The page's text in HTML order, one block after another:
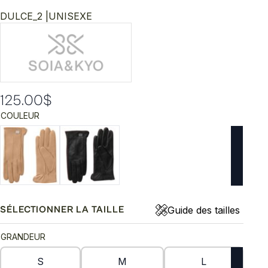
DULCE_2 | UNISEXE
125.00$
COULEUR
SÉLECTIONNER LA TAILLE Guide des tailles
GRANDEUR
S M L